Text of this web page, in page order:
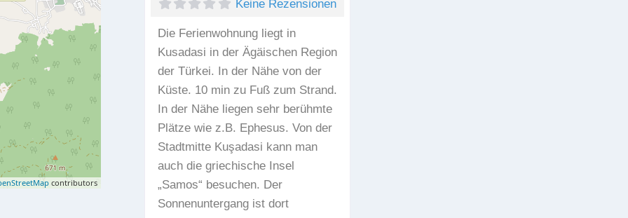
contributors
Keine Rezensionen
Die Ferienwohnung liegt in
Kusadasi in der Ägäischen Region
der Türkei. In der Nähe von der
Küste. 10 min zu Fuß zum Strand.
In der Nähe liegen sehr berühmte
Plätze wie z.B. Ephesus. Von der
Stadtmitte Kuşadasi kann man
auch die griechische Insel
„Samos“ besuchen. Der
Sonnenuntergang ist dort